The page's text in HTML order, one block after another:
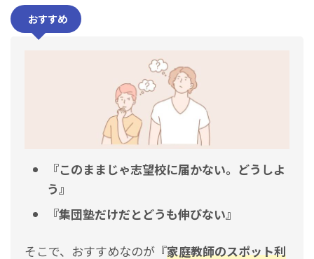
おすすめ
『このままじゃ志望校に届かない。どうしよ
う』
『集団塾だけだとどうも伸びない』
そこで、おすすめなのが『家庭教師のスポット利